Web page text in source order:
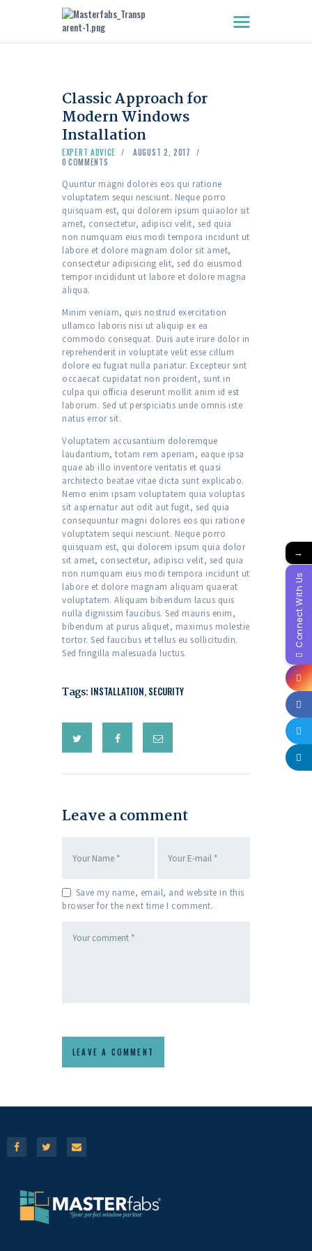
ABOUT US
WINDOWS
DOORS
FEATURES
CLIENTS
CONTACT US
Classic Approach for
Modern Windows
Installation
EXPERT ADVICE
AUGUST 2, 2017
0 COMMENTS
Quuntur magni dolores eos qui ratione
voluptatem sequi nesciunt. Neque porro
quisquam est, qui dolorem ipsum quiaolor sit
amet, consectetur, adipisci velit, sed quia
non numquam eius modi tempora incidunt ut
labore et dolore magnam dolor sit amet,
consectetur adipisicing elit, sed do eiusmod
tempor incididunt ut labore et dolore magna
aliqua.
Minim veniam, quis nostrud exercitation
ullamco laboris nisi ut aliquip ex ea
commodo consequat. Duis aute irure dolor in
reprehenderit in voluptate velit esse cillum
dolore eu fugiat nulla pariatur. Excepteur sint
occaecat cupidatat non proident, sunt in
culpa qui officia deserunt mollit anim id est
laborum. Sed ut perspiciatis unde omnis iste
natus error sit.
Voluptatem accusantium doloremque
laudantium, totam rem aperiam, eaque ipsa
quae ab illo inventore veritatis et quasi
architecto beatae vitae dicta sunt explicabo.
Nemo enim ipsam voluptatem quia voluptas
sit aspernatur aut odit aut fugit, sed quia
consequuntur magni dolores eos qui ratione
voluptatem sequi nesciunt. Neque porro
quisquam est, qui dolorem ipsum quia dolor
sit amet, consectetur, adipisci velit, sed quia
non numquam eius modi tempora incidunt ut
labore et dolore magnam aliquam quaerat
voluptatem. Aliquam bibendum lacus quis
nulla dignissim faucibus. Sed mauris enim,
bibendum at purus aliquet, maximus molestie
tortor. Sed faucibus et tellus eu sollicitudin.
Sed fringilla malesuada luctus.
Tags: INSTALLATION, SECURITY
Leave a comment
Save my name, email, and website in this
browser for the next time I comment.
→
Connect With Us